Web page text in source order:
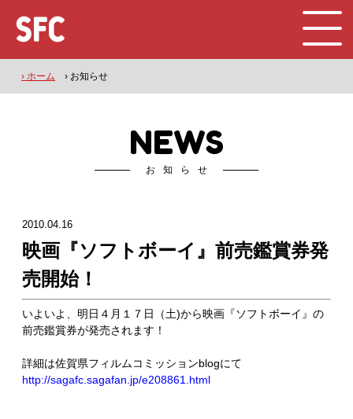
› ホーム › お知らせ
NEWS
お知らせ
2010.04.16
映画『ソフトボーイ』前売鑑賞券発
売開始！
いよいよ、明日４月１７日（土)から映画『ソフトボーイ』の
前売鑑賞券が発売されます！
詳細は佐賀県フィルムコミッションblogにて
http://sagafc.sagafan.jp/e208861.html